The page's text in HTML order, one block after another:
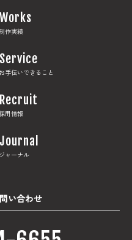
Works
作実績
Service
お手伝いできること
Recruit
採用情報
Journal
ジャーナル
い合わせ